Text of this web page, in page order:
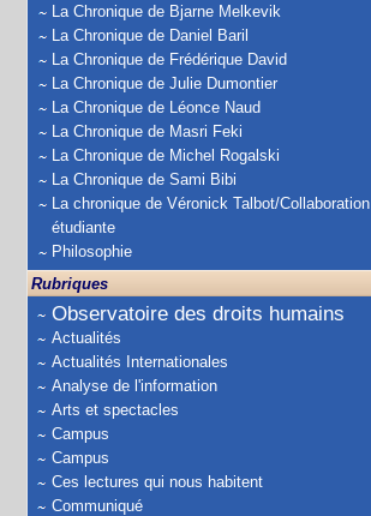
La Chronique de Bjarne Melkevik
La Chronique de Daniel Baril
La Chronique de Frédérique David
La Chronique de Julie Dumontier
La Chronique de Léonce Naud
La Chronique de Masri Feki
La Chronique de Michel Rogalski
La Chronique de Sami Bibi
La chronique de Véronick Talbot/Collaboration
étudiante
Philosophie
Rubriques
Observatoire des droits humains
Actualités
Actualités Internationales
Analyse de l'information
Arts et spectacles
Campus
Campus
Ces lectures qui nous habitent
Communiqué